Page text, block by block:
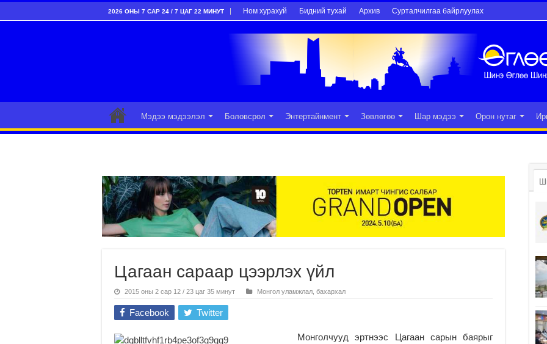
2026 ОНЫ 7 САР 24 / 7 ЦАГ 22 МИНУТ Ном хурахуй Бидний тухай Архив Сурталчилгаа байрлуулах
Мэдээ мэдээлэл Боловсрол Энтертайнмент Зөвлөгөө Шар мэдээ Орон нутаг
Цагаан сараар цээрлэх үйл
2015 оны 2 сар 12 / 23 цаг 35 минут Монгол уламжлал, бахархал
Facebook Twitter
Монголчууд эртнээс Цагаан сарын баярыг